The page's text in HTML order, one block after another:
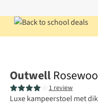
Outwell
1 review
Luxe kampeerstoel met